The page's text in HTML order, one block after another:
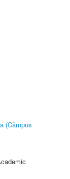
(Câmpus